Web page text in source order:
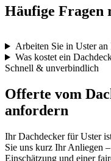
Häufige Fragen
Arbeiten Sie in Uster
Was kostet ein
Schnell & unverbindlich
Offerte vom
anfordern
Ihr Dachdecker für Uster
Sie uns kurz Ihr Anliegen
Einschätzung und einer